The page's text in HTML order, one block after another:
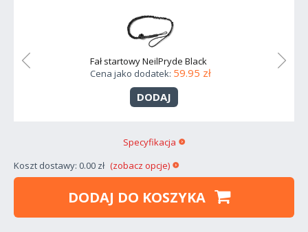
Fał startowy NeilPryde Black
Cena jako dodatek: 59.95 zł
DODAJ
Koszt dostawy: 0.00 zł (zobacz opcje)
Specyfikacja
DODAJ DO KOSZYKA